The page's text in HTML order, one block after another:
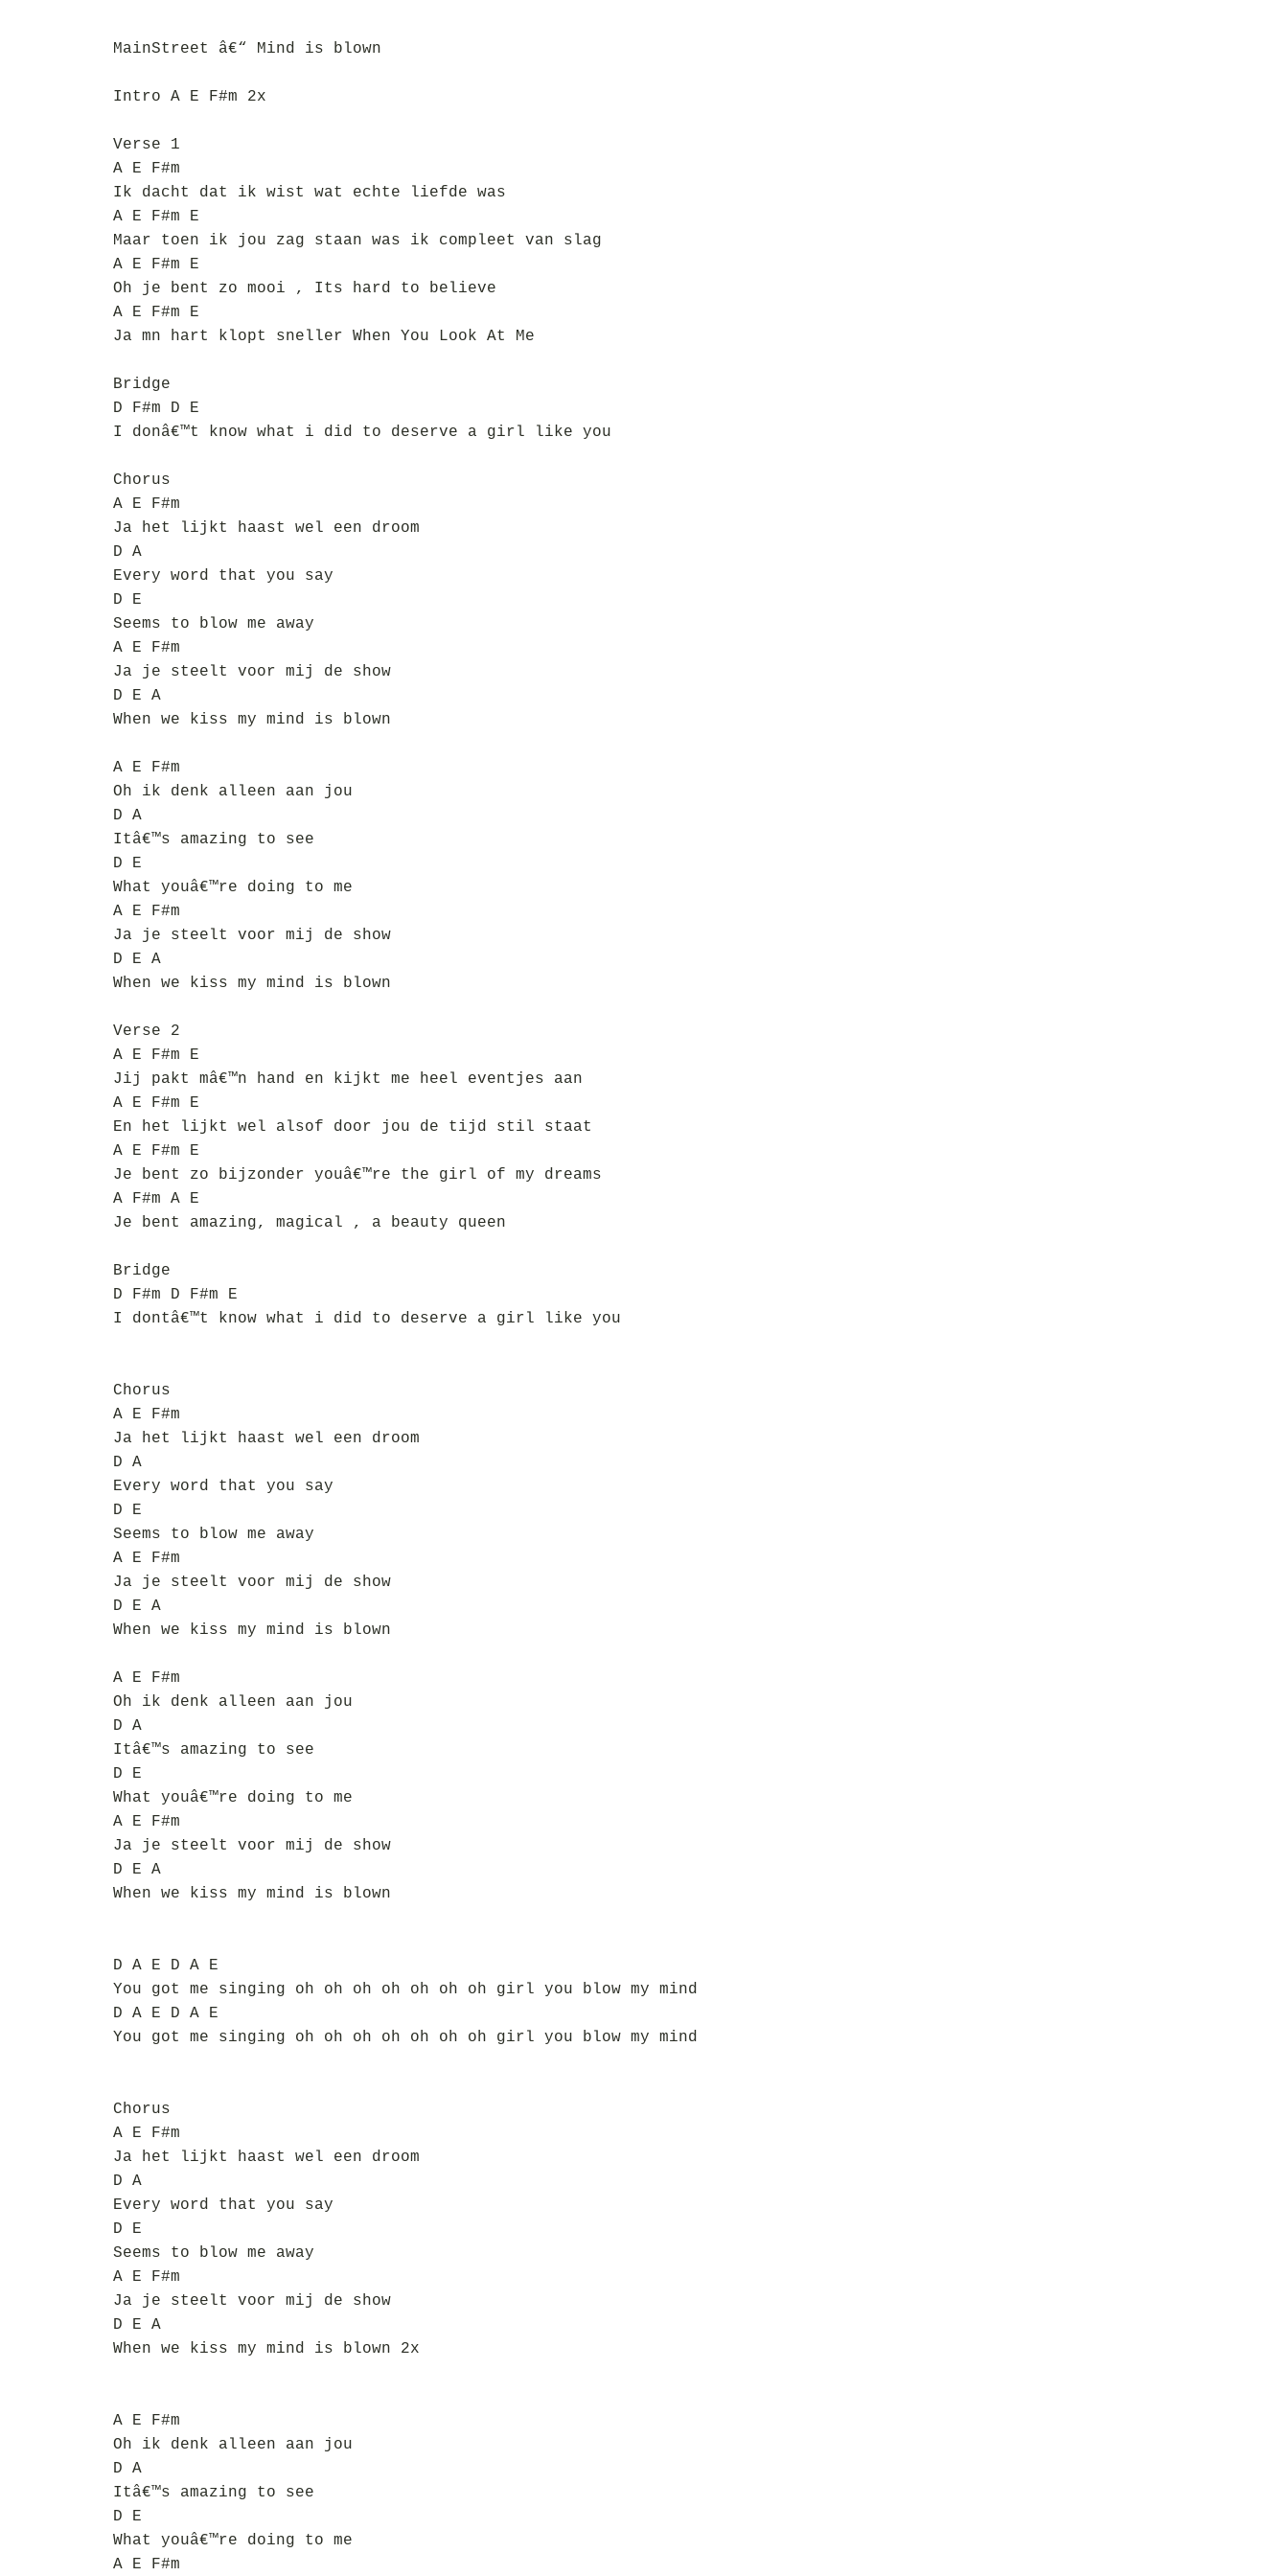
MainStreet â€“ Mind is blown
Intro A E F#m 2x
Verse 1
A E F#m
Ik dacht dat ik wist wat echte liefde was
A E F#m E
Maar toen ik jou zag staan was ik compleet van slag
A E F#m E
Oh je bent zo mooi , Its hard to believe
A E F#m E
Ja mn hart klopt sneller When You Look At Me
Bridge
D F#m D E
I donâ€™t know what i did to deserve a girl like you
Chorus
A E F#m
Ja het lijkt haast wel een droom
D A
Every word that you say
D E
Seems to blow me away
A E F#m
Ja je steelt voor mij de show
D E A
When we kiss my mind is blown
A E F#m
Oh ik denk alleen aan jou
D A
Itâ€™s amazing to see
D E
What youâ€™re doing to me
A E F#m
Ja je steelt voor mij de show
D E A
When we kiss my mind is blown
Verse 2
A E F#m E
Jij pakt mâ€™n hand en kijkt me heel eventjes aan
A E F#m E
En het lijkt wel alsof door jou de tijd stil staat
A E F#m E
Je bent zo bijzonder youâ€™re the girl of my dreams
A F#m A E
Je bent amazing, magical , a beauty queen
Bridge
D F#m D F#m E
I dontâ€™t know what i did to deserve a girl like you
Chorus
A E F#m
Ja het lijkt haast wel een droom
D A
Every word that you say
D E
Seems to blow me away
A E F#m
Ja je steelt voor mij de show
D E A
When we kiss my mind is blown
A E F#m
Oh ik denk alleen aan jou
D A
Itâ€™s amazing to see
D E
What youâ€™re doing to me
A E F#m
Ja je steelt voor mij de show
D E A
When we kiss my mind is blown
D A E D A E
You got me singing oh oh oh oh oh oh oh girl you blow my mind
D A E D A E
You got me singing oh oh oh oh oh oh oh girl you blow my mind
Chorus
A E F#m
Ja het lijkt haast wel een droom
D A
Every word that you say
D E
Seems to blow me away
A E F#m
Ja je steelt voor mij de show
D E A
When we kiss my mind is blown 2x
A E F#m
Oh ik denk alleen aan jou
D A
Itâ€™s amazing to see
D E
What youâ€™re doing to me
A E F#m